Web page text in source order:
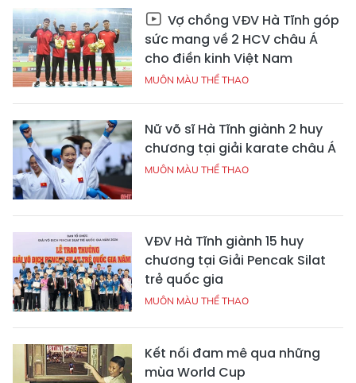
Vợ chồng VĐV Hà Tĩnh góp
sức mang về 2 HCV châu Á
cho điền kinh Việt Nam
MUÔN MÀU THỂ THAO
Nữ võ sĩ Hà Tĩnh giành 2 huy
chương tại giải karate châu Á
MUÔN MÀU THỂ THAO
VĐV Hà Tĩnh giành 15 huy
chương tại Giải Pencak Silat
trẻ quốc gia
MUÔN MÀU THỂ THAO
Kết nối đam mê qua những
mùa World Cup